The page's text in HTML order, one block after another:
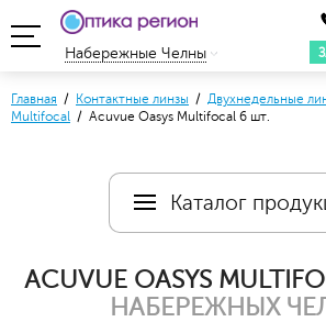
Набережные Челны
Главная / Контактные линзы / Двухнедельные
Multifocal / Acuvue Oasys Multifocal 6 шт.
Каталог
ACUVUE OASYS
НАБЕРЕЖНЫХ